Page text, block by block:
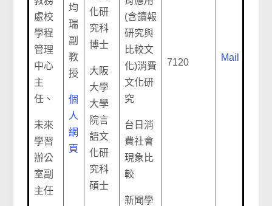
處校
學程
管理
中心
主
任、
未來
學習
辦公
室副
主任
均
瑞
副
教
授
個
人
網
頁
化研
究科
博士
大阪
大學
大學
院言
語文
化研
究科
碩士
(含讀報
研究與
比較文
化)消費
文化研
究
台日消
費社會
現象比
較
新聞學
7120 Mail